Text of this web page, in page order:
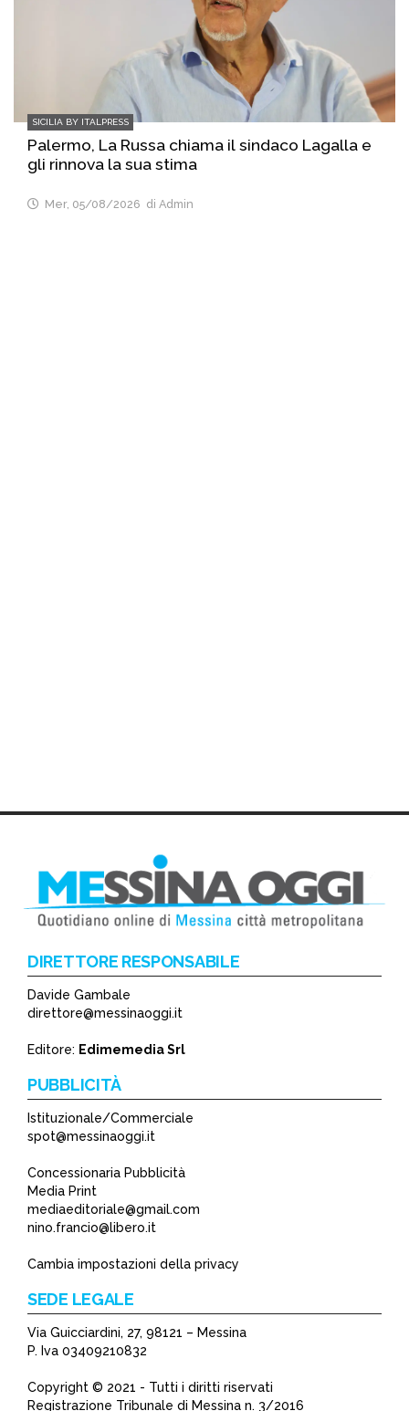
SICILIA BY ITALPRESS
Palermo, La Russa chiama il sindaco Lagalla e
gli rinnova la sua stima
Mer, 05/08/2026 di Admin
DIRETTORE RESPONSABILE
Davide Gambale
direttore@messinaoggi.it
Editore: Edimemedia Srl
PUBBLICITÀ
Istituzionale/Commerciale
spot@messinaoggi.it
Concessionaria Pubblicità
Media Print
mediaeditoriale@gmail.com
nino.francio@libero.it
Cambia impostazioni della privacy
SEDE LEGALE
Via Guicciardini, 27, 98121 – Messina
P. Iva 03409210832
Copyright © 2021 - Tutti i diritti riservati
Registrazione Tribunale di Messina n. 3/2016